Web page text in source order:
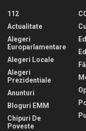
112
Actualitate
Alegeri
Europarlamentare
Alegeri Locale
Alegeri
Prezidentiale
Anunturi
Bloguri EMM
Chipuri De
Poveste